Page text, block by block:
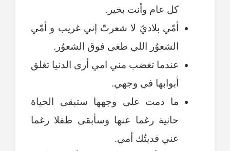
كل عام وأنت بخير.
أمّي بلاديّ لا شعرتّ إني غريب و أمّي
الشعوُر اللي طغى فوق الشعوُر.
عندما تغضب مني امي أرى الدنيا تغلق
أبوابها في وجهي.
ما دمت على وجهها ستبقى الحياة
حانية رغما عنها وسأبقى طفلا رغما
عني فديتُك أمي.